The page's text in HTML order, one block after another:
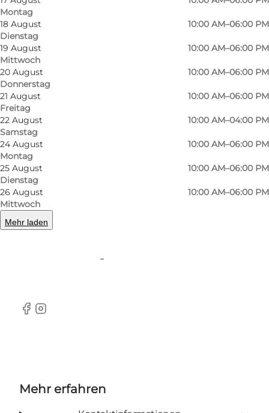
Montag
18 August
Dienstag
10:00 AM–06:00 PM
19 August
Mittwoch
10:00 AM–06:00 PM
20 August
Donnerstag
10:00 AM–06:00 PM
21 August
Freitag
10:00 AM–06:00 PM
22 August
Samstag
10:00 AM–04:00 PM
24 August
Montag
10:00 AM–06:00 PM
25 August
Dienstag
10:00 AM–06:00 PM
26 August
Mittwoch
10:00 AM–06:00 PM
Mehr laden
hinteren Teil des Ladens finden Sie eine kleine
Kinderabteilung und auf der anderen Seite
können Sie trendige Damenbekleidung
kaufen.
Im ersten Stock gibt es eine große
Küchenabteilung mit Backzubehör, Töpfen,
Pfannen, Küchengeräten, Besteck und Tellern.
Hier finden Sie auch Möbel und Heimtextilien
wie Tischdecken, Handtücher, Überwürfe und
vieles mehr. Es gibt sogar eine kleine Abteilung
für Gartenmöbel.
Sie finden das Geschäft in der Fußgängerzone
Facebook
Instagram
Mehr erfahren